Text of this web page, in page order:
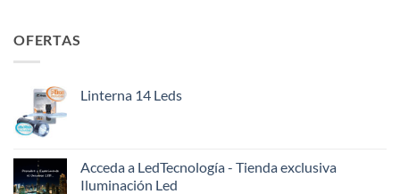
OFERTAS
Linterna 14 Leds
Acceda a LedTecnología - Tienda exclusiva
Iluminación Led